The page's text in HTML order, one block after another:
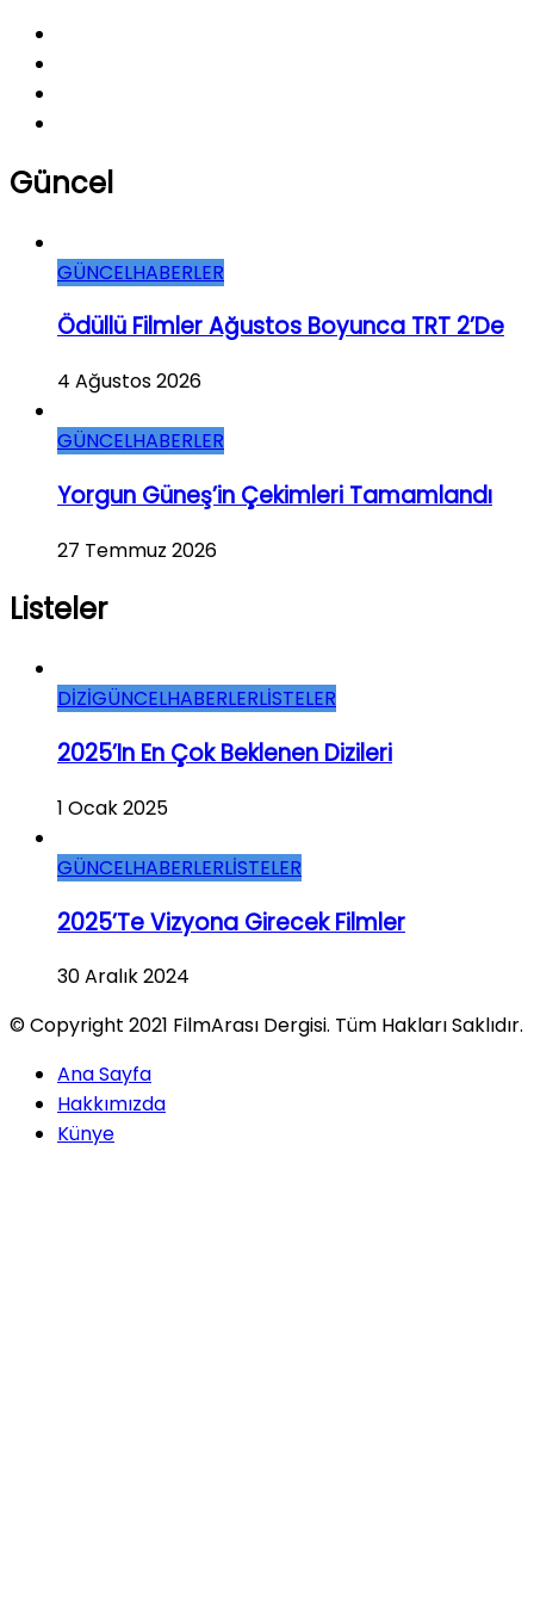
Güncel
GÜNCELHABERLER
Ödüllü Filmler Ağustos Boyunca TRT 2’de
4 Ağustos 2026
GÜNCELHABERLER
Yorgun Güneş’in Çekimleri Tamamlandı
27 Temmuz 2026
Listeler
DİZİGÜNCELHABERLERLİSTELER
2025’in En Çok Beklenen Dizileri
1 Ocak 2025
GÜNCELHABERLERLİSTELER
2025’te Vizyona Girecek Filmler
30 Aralık 2024
© Copyright 2021 FilmArası Dergisi. Tüm Hakları Saklıdır.
Ana Sayfa
Hakkımızda
Künye